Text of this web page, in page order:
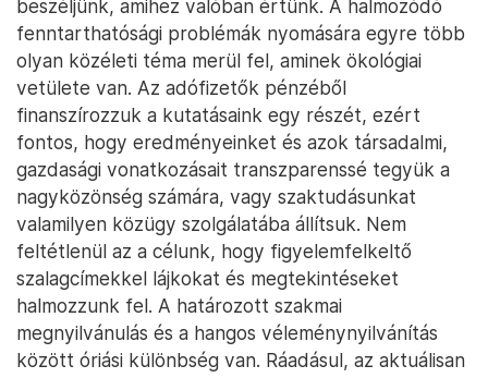
Az Ökológiai Kutatóközpont vagy egy kutató
mennyire állhat ki hangosan a véleménye
mellett? Például Jordán Ferenc, a Balatoni
Limnológiai Intézet vezetőjea Balaton
védelmében harcos interjút adott, aztán
később leváltották.
Kiemelt küldetésünknek tartom, hogy a
tudományosság maximális betartásával képviseljük
véleményünket – úgy, hogy közben csak arról
beszéljünk, amihez valóban értünk. A halmozódó
fenntarthatósági problémák nyomására egyre több
olyan közéleti téma merül fel, aminek ökológiai